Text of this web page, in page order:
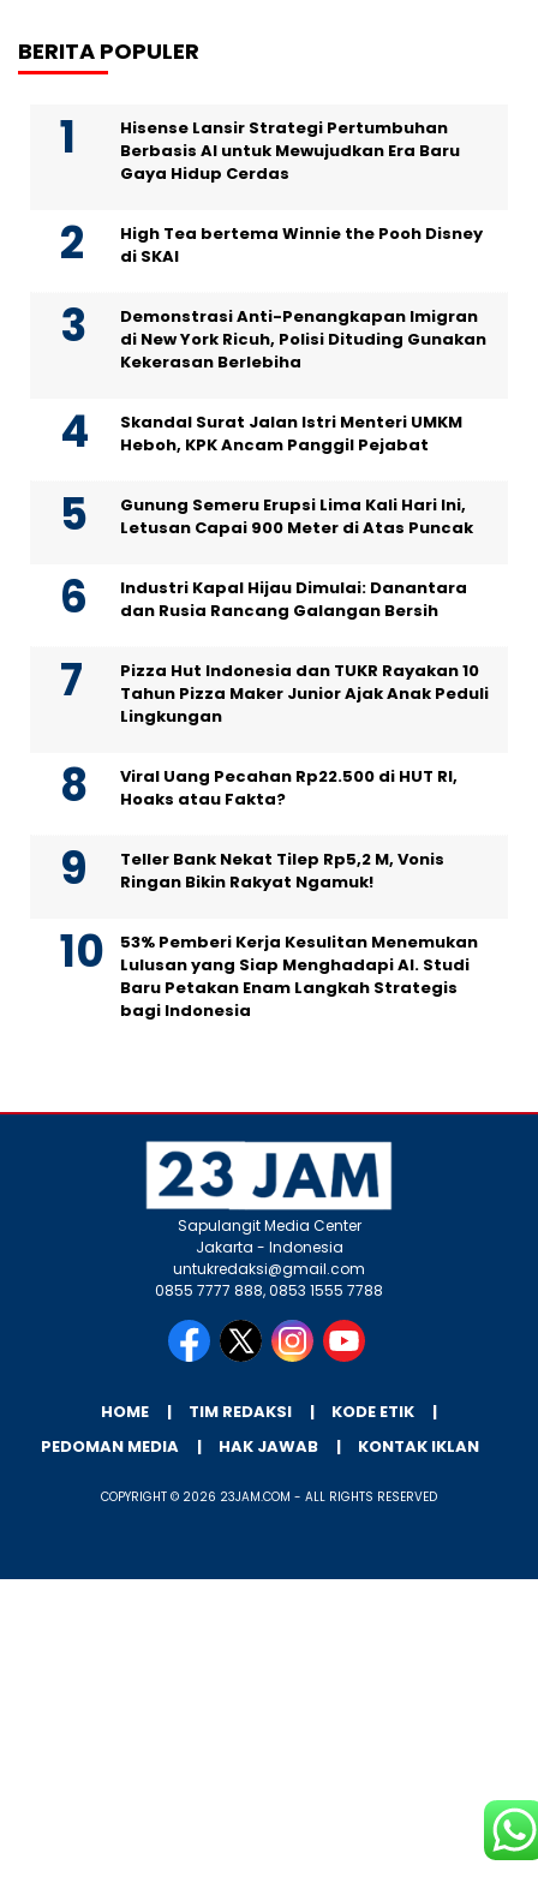
BERITA POPULER
Hisense Lansir Strategi Pertumbuhan
Berbasis AI untuk Mewujudkan Era Baru
Gaya Hidup Cerdas
High Tea bertema Winnie the Pooh Disney
di SKAI
Demonstrasi Anti-Penangkapan Imigran
di New York Ricuh, Polisi Dituding Gunakan
Kekerasan Berlebiha
Skandal Surat Jalan Istri Menteri UMKM
Heboh, KPK Ancam Panggil Pejabat
Gunung Semeru Erupsi Lima Kali Hari Ini,
Letusan Capai 900 Meter di Atas Puncak
Industri Kapal Hijau Dimulai: Danantara
dan Rusia Rancang Galangan Bersih
Pizza Hut Indonesia dan TUKR Rayakan 10
Tahun Pizza Maker Junior Ajak Anak Peduli
Lingkungan
Viral Uang Pecahan Rp22.500 di HUT RI,
Hoaks atau Fakta?
Teller Bank Nekat Tilep Rp5,2 M, Vonis
Ringan Bikin Rakyat Ngamuk!
53% Pemberi Kerja Kesulitan Menemukan
Lulusan yang Siap Menghadapi AI. Studi
Baru Petakan Enam Langkah Strategis
bagi Indonesia
Sapulangit Media Center
Jakarta - Indonesia
untukredaksi@gmail.com
0855 7777 888, 0853 1555 7788
HOME TIM REDAKSI
KODE ETIK
PEDOMAN MEDIA
HAK JAWAB KONTAK IKLAN
COPYRIGHT © 2026 23JAM.COM - ALL RIGHTS RESERVED